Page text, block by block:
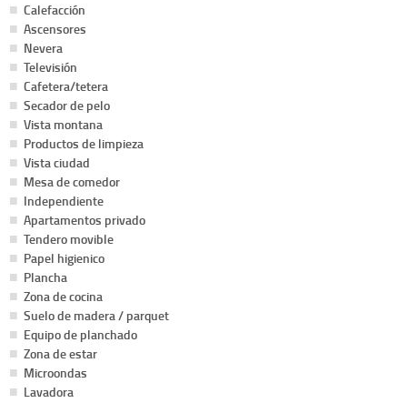
Calefacción
Ascensores
Nevera
Televisión
Cafetera/tetera
Secador de pelo
Vista montana
Productos de limpieza
Vista ciudad
Mesa de comedor
Independiente
Apartamentos privado
Tendero movible
Papel higienico
Plancha
Zona de cocina
Suelo de madera / parquet
Equipo de planchado
Zona de estar
Microondas
Lavadora